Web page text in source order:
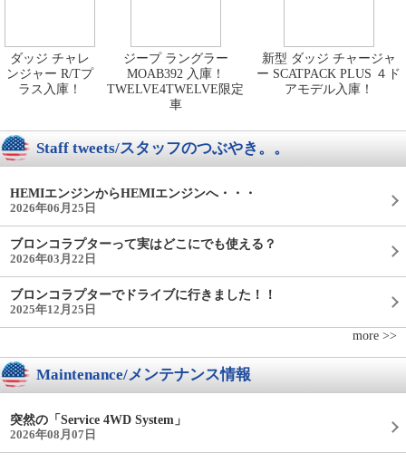
ダッジ チャレ
ンジャー R/Tプ
ラス入庫！
ジープ ラングラー
MOAB392 入庫！
TWELVE4TWELVE限定
車
新型 ダッジ チャージャ
ー SCATPACK PLUS ４ド
アモデル入庫！
Staff tweets/スタッフのつぶやき。。
HEMIエンジンからHEMIエンジンへ・・・
2026年06月25日
ブロンコラプターって実はどこにでも使える？
2026年03月22日
ブロンコラプターでドライブに行きました！！
2025年12月25日
more >>
Maintenance/メンテナンス情報
突然の「Service 4WD System」
2026年08月07日